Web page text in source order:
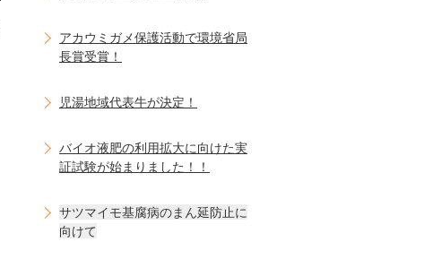
アカウミガメ保護活動で環境省局
長賞受賞！
児湯地域代表牛が決定！
バイオ液肥の利用拡大に向けた実
証試験が始まりました！！
サツマイモ基腐病のまん延防止に
向けて